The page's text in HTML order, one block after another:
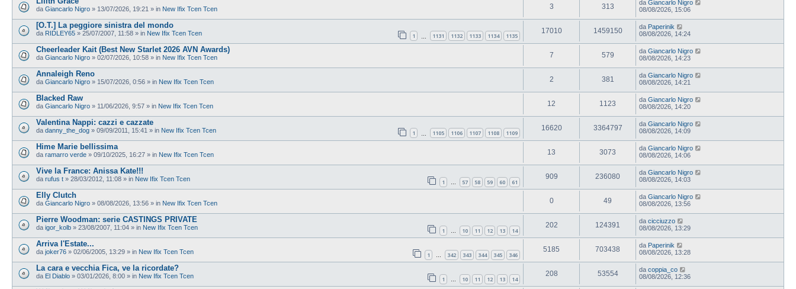
da Giancarlo Nigro » 13/07/2026, 19:21 » in New Ifix Tcen Tcen 3 313 da Giancarlo Nigro
08/08/2026, 15:06
[O.T.] La peggiore sinistra del mondo
da RIDLEY65 » 25/07/2007, 11:58 » in New Ifix Tcen Tcen 1 1131 1132 1133 1134 1135
17010 1459150 da Paperinik
08/08/2026, 14:24
Cheerleader Kait (Best New Starlet 2026 AVN Awards)
da Giancarlo Nigro » 02/07/2026, 10:58 » in New Ifix Tcen Tcen 7 579 da Giancarlo Nigro
08/08/2026, 14:23
Annaleigh Reno
da Giancarlo Nigro » 15/07/2026, 0:56 » in New Ifix Tcen Tcen 2 381 da Giancarlo Nigro
08/08/2026, 14:21
Blacked Raw
da Giancarlo Nigro » 11/06/2026, 9:57 » in New Ifix Tcen Tcen 12 1123 da Giancarlo Nigro
08/08/2026, 14:20
Valentina Nappi: cazzi e cazzate
da danny_the_dog » 09/09/2011, 15:41 » in New Ifix Tcen Tcen 1 1105 1106 1107 1108 1109
16620 3364797 da Giancarlo Nigro
08/08/2026, 14:09
Hime Marie bellissima
da ramarro verde » 09/10/2025, 16:27 » in New Ifix Tcen Tcen 13 3073 da Giancarlo Nigro
08/08/2026, 14:06
Vive la France: Anissa Kate!!!
da rufus t » 28/03/2012, 11:08 » in New Ifix Tcen Tcen 1 57 58 59 60 61
909 236080 da Giancarlo Nigro
08/08/2026, 14:03
Elly Clutch
da Giancarlo Nigro » 08/08/2026, 13:56 » in New Ifix Tcen Tcen 0 49 da Giancarlo Nigro
08/08/2026, 13:56
Pierre Woodman: serie CASTINGS PRIVATE
da igor_kolb » 23/08/2007, 11:04 » in New Ifix Tcen Tcen 1 10 11 12 13 14
202 124391 da cicciuzzo
08/08/2026, 13:29
Arriva l'Estate...
da joker76 » 02/06/2005, 13:29 » in New Ifix Tcen Tcen 1 342 343 344 345 346
5185 703438 da Paperinik
08/08/2026, 13:28
La cara e vecchia Fica, ve la ricordate?
da El Diablo » 03/01/2026, 8:00 » in New Ifix Tcen Tcen 1 … 10 11 12 13 14
208 53554 da coppia_co
08/08/2026, 12:36